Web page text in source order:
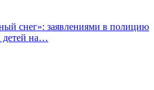
снег»: заявлениями в полицию
детей на…